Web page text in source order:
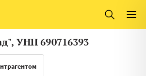
Литва
УНП 690716393